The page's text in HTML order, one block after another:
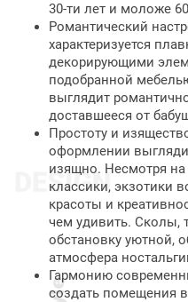
30-ти лет и моложе
Романтический
характеризуется
декорирующими
подобранной
выглядит
доставшееся от
Простоту и
оформлении
изящно. Несмотря
классики, экзотики
красоты и
чем удивить. Сколы,
обстановку уютной,
атмосфера
Гармонию
создать помещения